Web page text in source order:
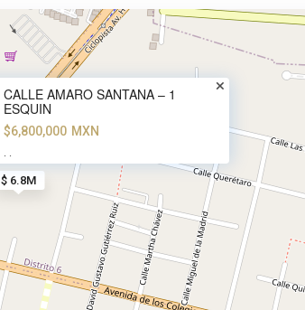
$ 6.8M
CALLE AMARO SANTANA – 1
ESQUIN
$6,800,000 MXN
· ·